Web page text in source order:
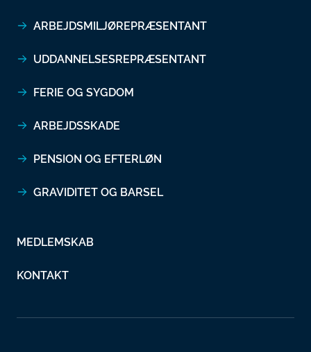
ARBEJDSMILJØREPRÆSENTANT
UDDANNELSESREPRÆSENTANT
FERIE OG SYGDOM
ARBEJDSSKADE
PENSION OG EFTERLØN
GRAVIDITET OG BARSEL
MEDLEMSKAB
KONTAKT